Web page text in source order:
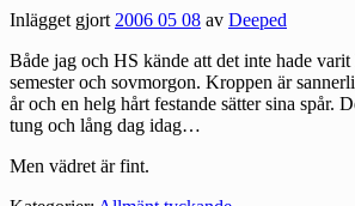
Inlägget gjort2006 05 08 av Deeped
Både jag och HS kände att det inte hade
semester och sovmorgon. Kroppen är
år och en helg hårt festande sätter sina spår.
tung och lång dag idag…
Men vädret är fint.